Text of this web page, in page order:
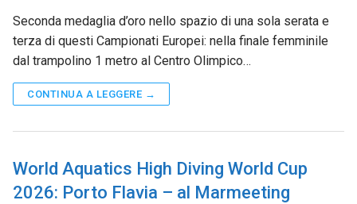
Seconda medaglia d’oro nello spazio di una sola serata e
terza di questi Campionati Europei: nella finale femminile
dal trampolino 1 metro al Centro Olimpico…
CONTINUA A LEGGERE →
World Aquatics High Diving World Cup
2026: Porto Flavia – al Marmeeting